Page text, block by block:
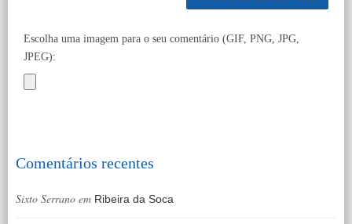
Escolha uma imagem para o seu comentário (GIF, PNG, JPG,
JPEG):
Comentários recentes
Sixto Serrano em Ribeira da Soca